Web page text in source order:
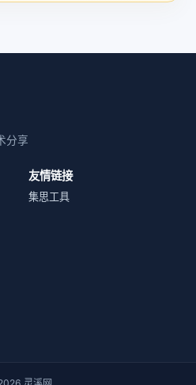
分享
友情链接
集思工具